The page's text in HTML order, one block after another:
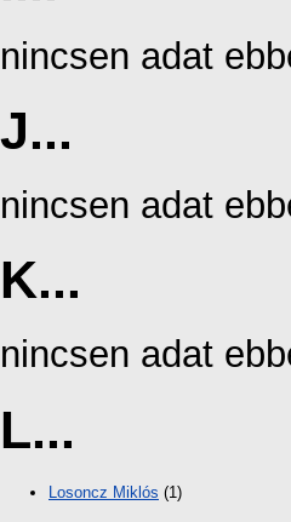
nincsen adat
J...
nincsen adat
K...
nincsen adat
L...
Losoncz Miklós (1)